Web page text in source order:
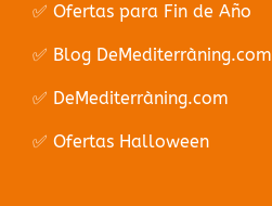
✅ Ofertas para Fin de Año
✅ Blog DeMediterràning.com
✅ DeMediterràning.com
✅ Ofertas Halloween